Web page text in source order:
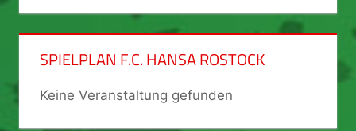
SPIELPLAN F.C. HANSA ROSTOCK
Keine Veranstaltung gefunden